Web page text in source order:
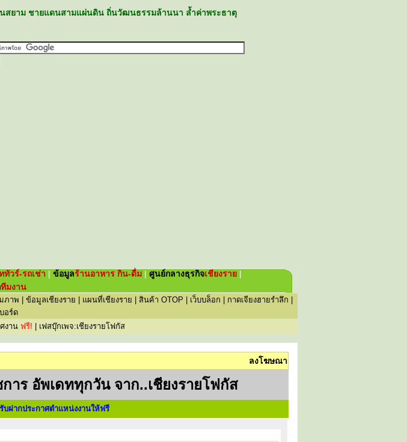
นสยาม ชายแดนสามแผ่นดิน ถิ่นวัฒนธรรมล้านนา ล้ำค่าพระธาตุ
ทัวร์-รถเช่า | ข้อมูลร้านอาหาร กิน-ดื่ม | ศูนย์กลางธุรกิจเชียงราย |
ทีมงาน
ภาพ ข้อมูลเชียงราย แผนที่เชียงราย สินค้า OTOP เว็บบล็อก กาดเจียงฮายรำลึก
อร์ด
งาน ฟรี! เฟสบุ๊กเพจ:เชียงรายโฟกัส
ลงโฆษณา
าร อัพเดททุกวัน จาก..เชียงรายโฟกัส
รับฝากประกาศตำแหน่งงานให้ฟรี